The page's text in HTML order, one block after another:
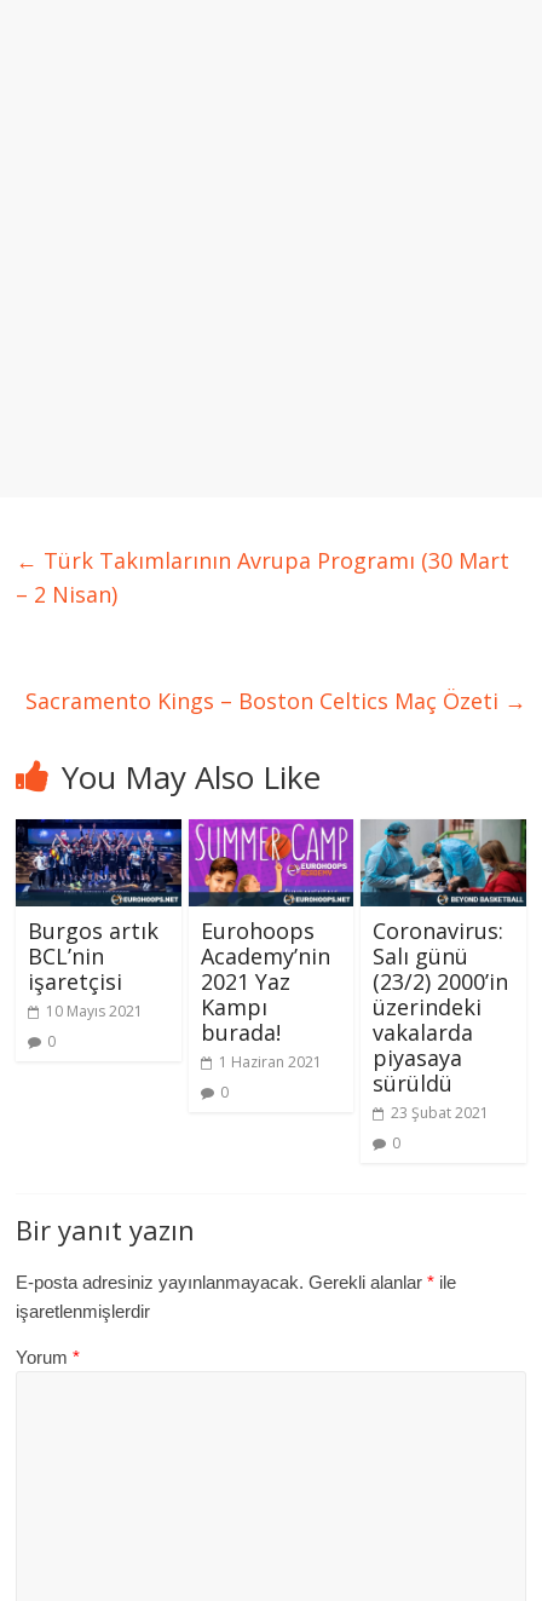
← Türk Takımlarının Avrupa Programı (30 Mart
– 2 Nisan)
Sacramento Kings – Boston Celtics Maç Özeti →
You May Also Like
Burgos artık
BCL’nin
işaretçisi
10 Mayıs 2021
0
Eurohoops
Academy’nin
2021 Yaz
Kampı
burada!
1 Haziran 2021
0
Coronavirus:
Salı günü
(23/2) 2000’in
üzerindeki
vakalarda
piyasaya
sürüldü
23 Şubat 2021
0
Bir yanıt yazın
E-posta adresiniz yayınlanmayacak. Gerekli alanlar* ile
işaretlenmişlerdir
Yorum*